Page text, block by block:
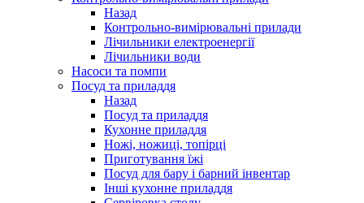
Назад
Контрольно-вимірювальні прилади
Лічильники електроенергії
Лічильники води
Насоси та помпи
Посуд та приладдя
Назад
Посуд та приладдя
Кухонне приладдя
Ножі, ножиці, топірці
Приготування їжі
Посуд для бару і барний інвентар
Інші кухонне приладдя